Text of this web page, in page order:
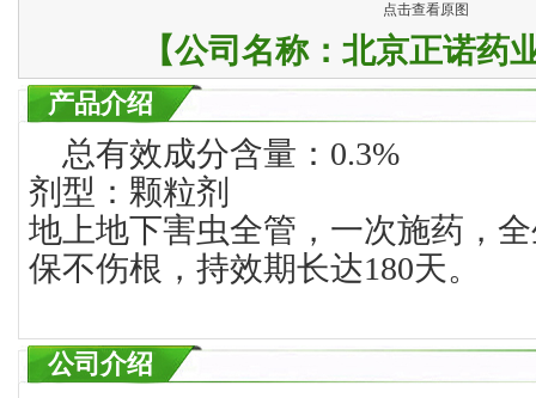
点击查看原图
【公司名称： 北京正诺药
产品介绍
总有效成分含量：0.3%
剂型：颗粒剂
地上地下害虫全管，一次施药，
保不伤根，持效期长达180天。
公司介绍